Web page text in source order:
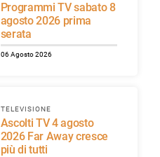
Programmi TV sabato 8
agosto 2026 prima
serata
06 Agosto 2026
TELEVISIONE
Ascolti TV 4 agosto
2026 Far Away cresce
più di tutti